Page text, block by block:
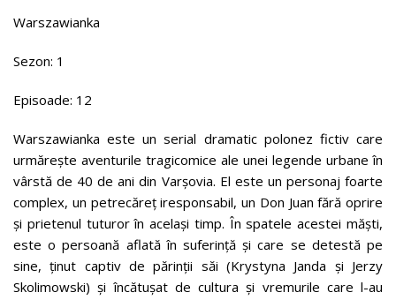
Warszawianka
Sezon: 1
Episoade: 12
Warszawianka este un serial dramatic polonez fictiv care
urmărește aventurile tragicomice ale unei legende urbane în
vârstă de 40 de ani din Varșovia. El este un personaj foarte
complex, un petrecăreț iresponsabil, un Don Juan fără oprire
și prietenul tuturor în același timp. În spatele acestei măști,
este o persoană aflată în suferință și care se detestă pe
sine, ținut captiv de părinții săi (Krystyna Janda și Jerzy
Skolimowski) și încătușat de cultura și vremurile care l-au